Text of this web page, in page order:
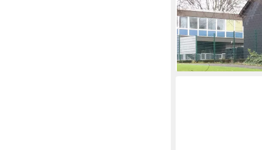
St)
499,00 €
lieferbar in 2 Wochen